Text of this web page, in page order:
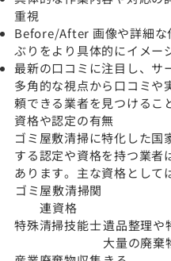
重視
Before/After 画像や詳細な
ぶりをより具体的にイメー
最新の口コミに注目し、サ
多角的な視点から口コミや
頼できる業者を見つけるこ
資格や認定の有無
ゴミ屋敷清掃に特化した国
する認定や資格を持つ業者
あります。主な資格として
ゴミ屋敷清掃関
連資格
特殊清掃技能士遺品整理や
大量の廃棄